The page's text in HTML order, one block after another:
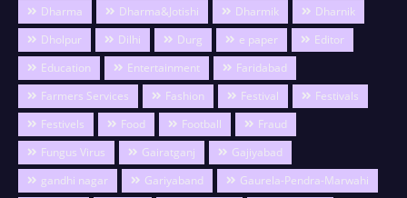
Dharma
Dharma&Jotishi Dharmik
Dharnik
Dholpur
Dilhi Durg e paper
Editor
Education
Entertainment
Faridabad
Farmers Services
Fashion Festival
Festivals
Festivels
Food Football
Fraud
Fungus Virus
Gairatganj
Gajiyabad
gandhi nagar
Gariyaband
Gaurela-Pendra-Marwahi